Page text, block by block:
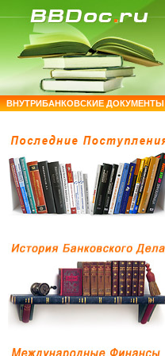
ВНУТРИБАНКОВСКИЕ ДОКУМЕНТЫ